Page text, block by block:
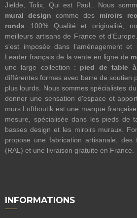
Jielde, Tolix, Qui est Paul.. Nous
mural design comme des miroirs
ronds ...100% Qualité et originalité,
meilleurs artisans de France et
s'est imposée dans l'aménagement et
Leader français de la vente en ligne de
une large collection : pied de table à
différentes formes avec barre de soutien
plus lourds. Nous sommes spécialistes du
donner une sensation d'espace et
murs.Loftboutik est une marque
mesure, spécialisée dans les pieds de
basses design et les miroirs muraux.
propose une fabrication artisanale, des
(RAL) et une livraison gratuite en France.
INFORMATIONS